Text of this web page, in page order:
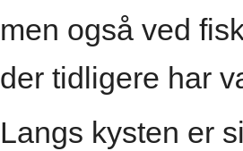
men også ved
der tidligere har
Langs kysten er